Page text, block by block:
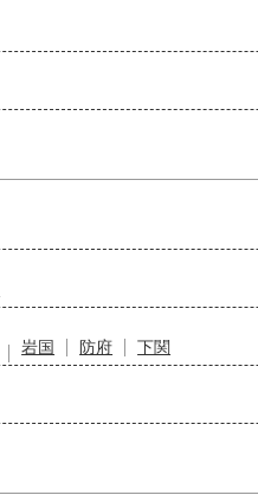
岩国 防府
下関